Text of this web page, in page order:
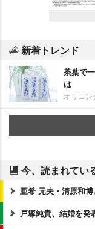
新着トレンド
茶葉で
は
オリコン
今、読まれてい
亜希 元夫・清原和
戸塚純貴、結婚を発